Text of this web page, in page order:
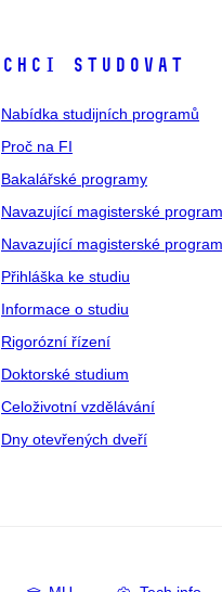
CHCI STUDOVAT
Nabídka studijních programů
Proč na FI
Bakalářské programy
Navazující magisterské
Navazující magisterské
Přihláška ke studiu
Informace o studiu
Rigorózní řízení
Doktorské studium
Celoživotní vzdělávání
Dny otevřených dveří